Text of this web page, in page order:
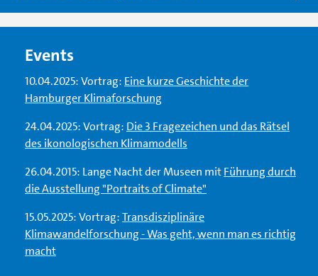
Events
10.04.2025: Vortrag: Eine kurze Geschichte der
Hamburger Klimaforschung
24.04.2025: Vortrag: Die 3 Fragezeichen und das Rätsel
des ikonologischen Klimamodells
26.04.2015: Lange Nacht der Museen mitFührung durch
die Ausstellung "Portraits of Climate"
15.05.2025: Vortrag:Transdisziplinäre
Klimawandelforschung - Was geht, wenn man es richtig
macht